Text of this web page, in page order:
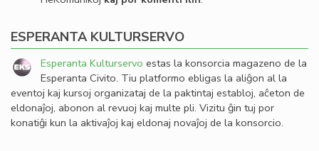
ESPERANTA KULTURSERVO
Esperanta Kulturservo estas la konsorcia magazeno de la
Esperanta Civito. Tiu platformo ebligas la aliĝon al la
eventoj kaj kursoj organizataj de la paktintaj establoj, aĉeton de
eldonaĵoj, abonon al revuoj kaj multe pli. Vizitu ĝin tuj por
konatiĝi kun la aktivaĵoj kaj eldonaj novaĵoj de la konsorcio.